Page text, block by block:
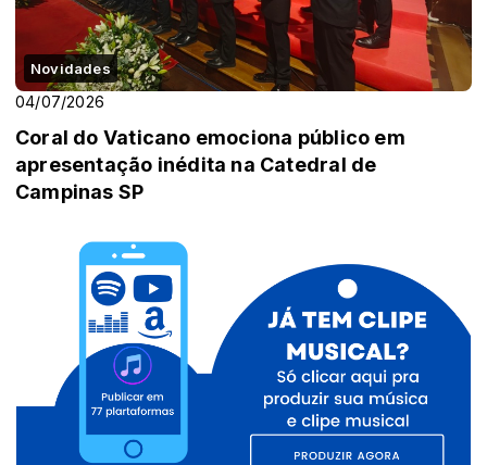
Novidades
04/07/2026
Coral do Vaticano emociona público em
apresentação inédita na Catedral de
Campinas SP